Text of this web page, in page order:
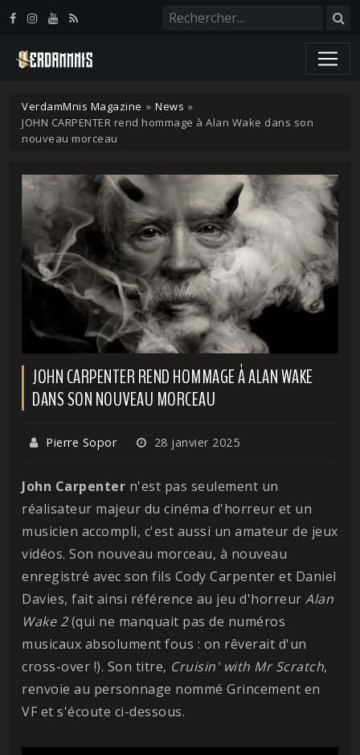
VerdamMnis Magazine » News »
JOHN CARPENTER rend hommage à Alan Wake dans son
nouveau morceau
JOHN CARPENTER REND HOMMAGE À ALAN WAKE
DANS SON NOUVEAU MORCEAU
Pierre Sopor 28 janvier 2025
John Carpenter n'est pas seulement un
réalisateur majeur du cinéma d'horreur et un
musicien accompli, c'est aussi un amateur de jeux
vidéos. Son nouveau morceau, à nouveau
enregistré avec son fils Cody Carpenter et Daniel
Davies, fait ainsi référence au jeu d'horreur Alan
Wake 2(qui ne manquait pas de numéros
musicaux absolument fous : on rêverait d'un
cross-over !). Son titre, Cruisin' with Mr Scratch,
renvoie au personnage nommé Grincement en
VF et s'écoute ci-dessous.
Panneau de gestion des cookies